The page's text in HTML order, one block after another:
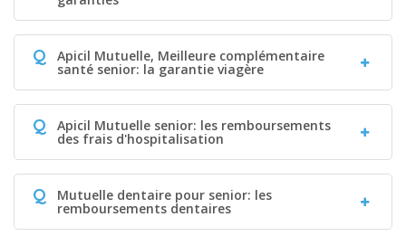
Q Apicil Mutuelle, Meilleure complémentaire
santé senior: la garantie viagère
Q Apicil Mutuelle senior: les remboursements
des frais d'hospitalisation
Q Mutuelle dentaire pour senior: les
remboursements dentaires